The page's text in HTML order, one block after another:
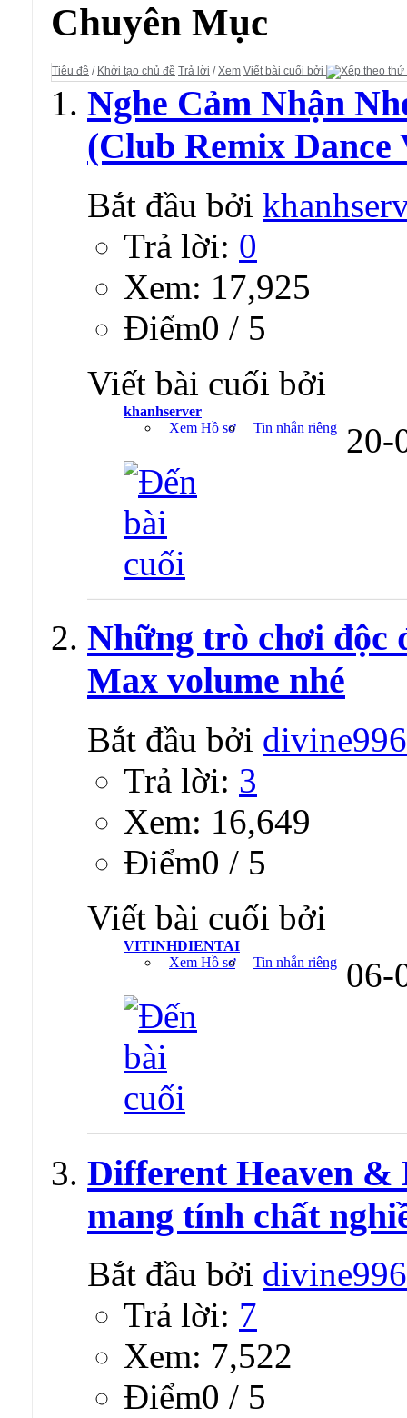
Chuyên Mục
Tiêu đề / Khởi tạo chủ đề Trả lời /Xem Viết bài cuối bởi
Nghe Cảm Nhận
(Club Remix Dance
Bắt đầu bởi
Trả lời: 0
Xem: 17,925
Ðiểm0 / 5
Viết bài cuối bởi
khanhserver
Xem Hồ sơ
Tin nhắn riêng 20-
Những trò chơi độc
Max volume nhé
Bắt đầu bởi
Trả lời: 3
Xem: 16,649
Ðiểm0 / 5
Viết bài cuối bởi
VITINHDIENTAI
Xem Hồ sơ
Tin nhắn riêng 06-
Different Heaven
mang tính chất
Bắt đầu bởi
Trả lời: 7
Xem: 7,522
Ðiểm0 / 5